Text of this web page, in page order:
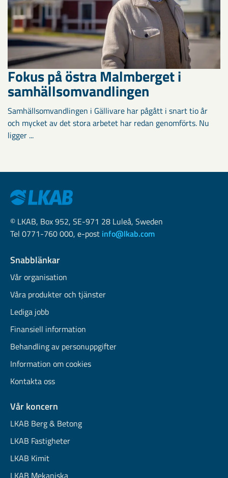
Fokus på östra Malmberget i
samhällsomvandlingen
Samhällsomvandlingen i Gällivare har pågått i snart tio år
och mycket av det stora arbetet har redan genomförts. Nu
ligger ...
© LKAB, Box 952, SE-971 28 Luleå, Sweden
Tel 0771-760 000, e-post info@lkab.com
Snabblänkar
Vår organisation
Våra produkter och tjänster
Lediga jobb
Finansiell information
Behandling av personuppgifter
Information om cookies
Kontakta oss
Vår koncern
LKAB Berg & Betong
LKAB Fastigheter
LKAB Kimit
LKAB Mekaniska